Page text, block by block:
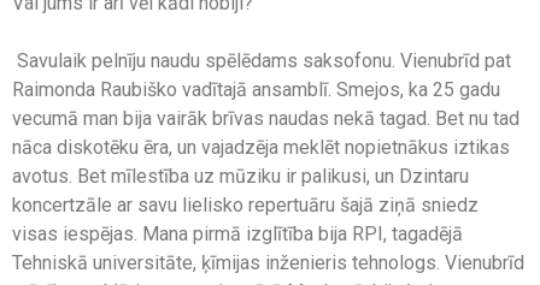
Savulaik pelnīju naudu spēlēdams saksofonu. Vienubrīd pat
Raimonda Raubiško vadītajā ansamblī. Smejos, ka 25 gadu
vecumā man bija vairāk brīvas naudas nekā tagad. Bet nu tad
nāca diskotēku ēra, un vajadzēja meklēt nopietnākus iztikas
avotus. Bet mīlestība uz mūziku ir palikusi, un Dzintaru
koncertzāle ar savu lielisko repertuāru šajā ziņā sniedz
visas iespējas. Mana pirmā izglītība bija RPI, tagadējā
Tehniskā universitāte, ķīmijas inženieris tehnologs. Vienubrīd